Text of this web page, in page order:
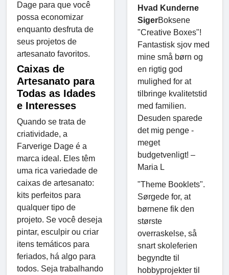
Dage para que você
possa economizar
enquanto desfruta de
seus projetos de
artesanato favoritos.
Caixas de
Artesanato para
Todas as Idades
e Interesses
Quando se trata de
criatividade, a
Farverige Dage é a
marca ideal. Eles têm
uma rica variedade de
caixas de artesanato:
kits perfeitos para
qualquer tipo de
projeto. Se você deseja
pintar, esculpir ou criar
itens temáticos para
feriados, há algo para
todos. Seja trabalhando
Hvad Kunderne
SigerBoksene
"Creative Boxes"!
Fantastisk sjov med
mine små børn og
en rigtig god
mulighed for at
tilbringe kvalitetstid
med familien.
Desuden sparede
det mig penge -
meget
budgetvenligt! –
Maria L
"Theme Booklets".
Sørgede for, at
børnene fik den
største
overraskelse, så
snart skoleferien
begyndte til
hobbyprojekter til